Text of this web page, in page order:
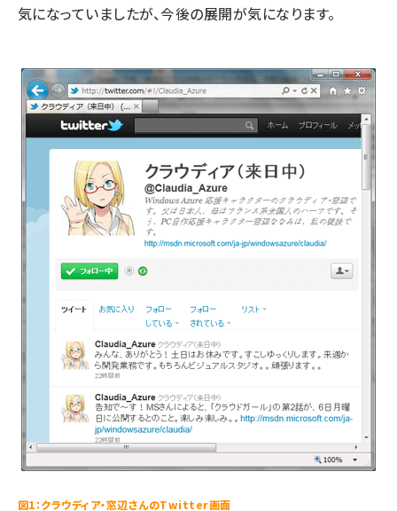
気になっていましたが、今後の展開が気になります。
図1：クラウディア・窓辺さんのTwitter画面